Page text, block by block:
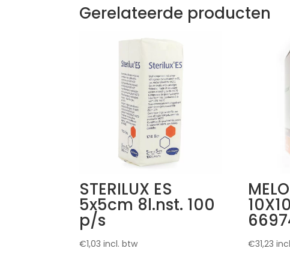
Gerelateerde producten
STERILUX ES
5x5cm 8l.nst. 100
p/s
€1,03 incl. btw €31,23